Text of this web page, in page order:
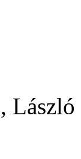
, László